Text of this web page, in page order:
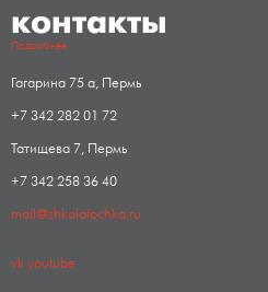
контакты
Подробнее
Гагарина 75 а, Пермь
+7 342 282 01 72
Татищева 7, Пермь
+7 342 258 36 40
mail@shkolatochka.ru
vkyoutube